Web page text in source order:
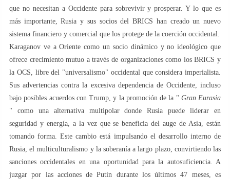
que no necesitan a Occidente para sobrevivir y prosperar. Y lo que es
más importante, Rusia y sus socios del BRICS han creado un nuevo
sistema financiero y comercial que los protege de la coerción occidental.
Karaganov ve a Oriente como un socio dinámico y no ideológico que
ofrece crecimiento mutuo a través de organizaciones como los BRICS y
la OCS, libre del "universalismo" occidental que considera imperialista.
Sus advertencias contra la excesiva dependencia de Occidente, incluso
bajo posibles acuerdos con Trump, y la promoción de la " Gran Eurasia
" como una alternativa multipolar donde Rusia puede liderar en
seguridad y energía, a la vez que se beneficia del auge de Asia, están
tomando forma. Este cambio está impulsando el desarrollo interno de
Rusia, el multiculturalismo y la soberanía a largo plazo, convirtiendo las
sanciones occidentales en una oportunidad para la autosuficiencia. A
juzgar por las acciones de Putin durante los últimos 47 meses, es